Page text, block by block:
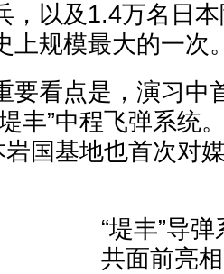
，以及1.4万名日
上规模最大的一次
要看点是，演习中
丰”中程飞弹系统
国基地也首次对
“堤丰”导
共面前亮